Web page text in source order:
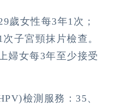
歲女性每3年1次；
子宮頸抹片檢查。
婦女每3年至少接受
檢測服務：35、